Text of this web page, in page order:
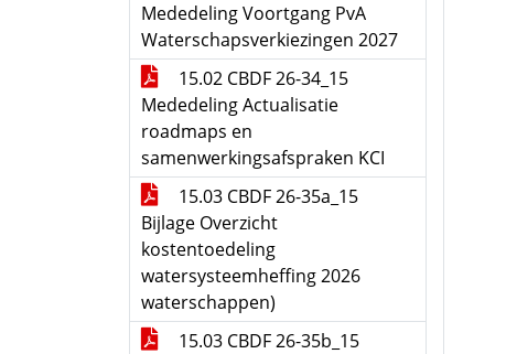
Mededeling Voortgang PvA
Waterschapsverkiezingen 2027
15.02 CBDF 26-34_15
Mededeling Actualisatie
roadmaps en
samenwerkingsafspraken KCI
15.03 CBDF 26-35a_15
Bijlage Overzicht
kostentoedeling
watersysteemheffing 2026
waterschappen)
15.03 CBDF 26-35b_15